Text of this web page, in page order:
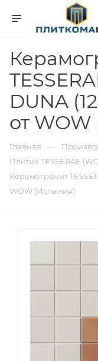
DUNA
от
Главная —
Плитка TESSERAE
Керамогранит
WOW (Испания)